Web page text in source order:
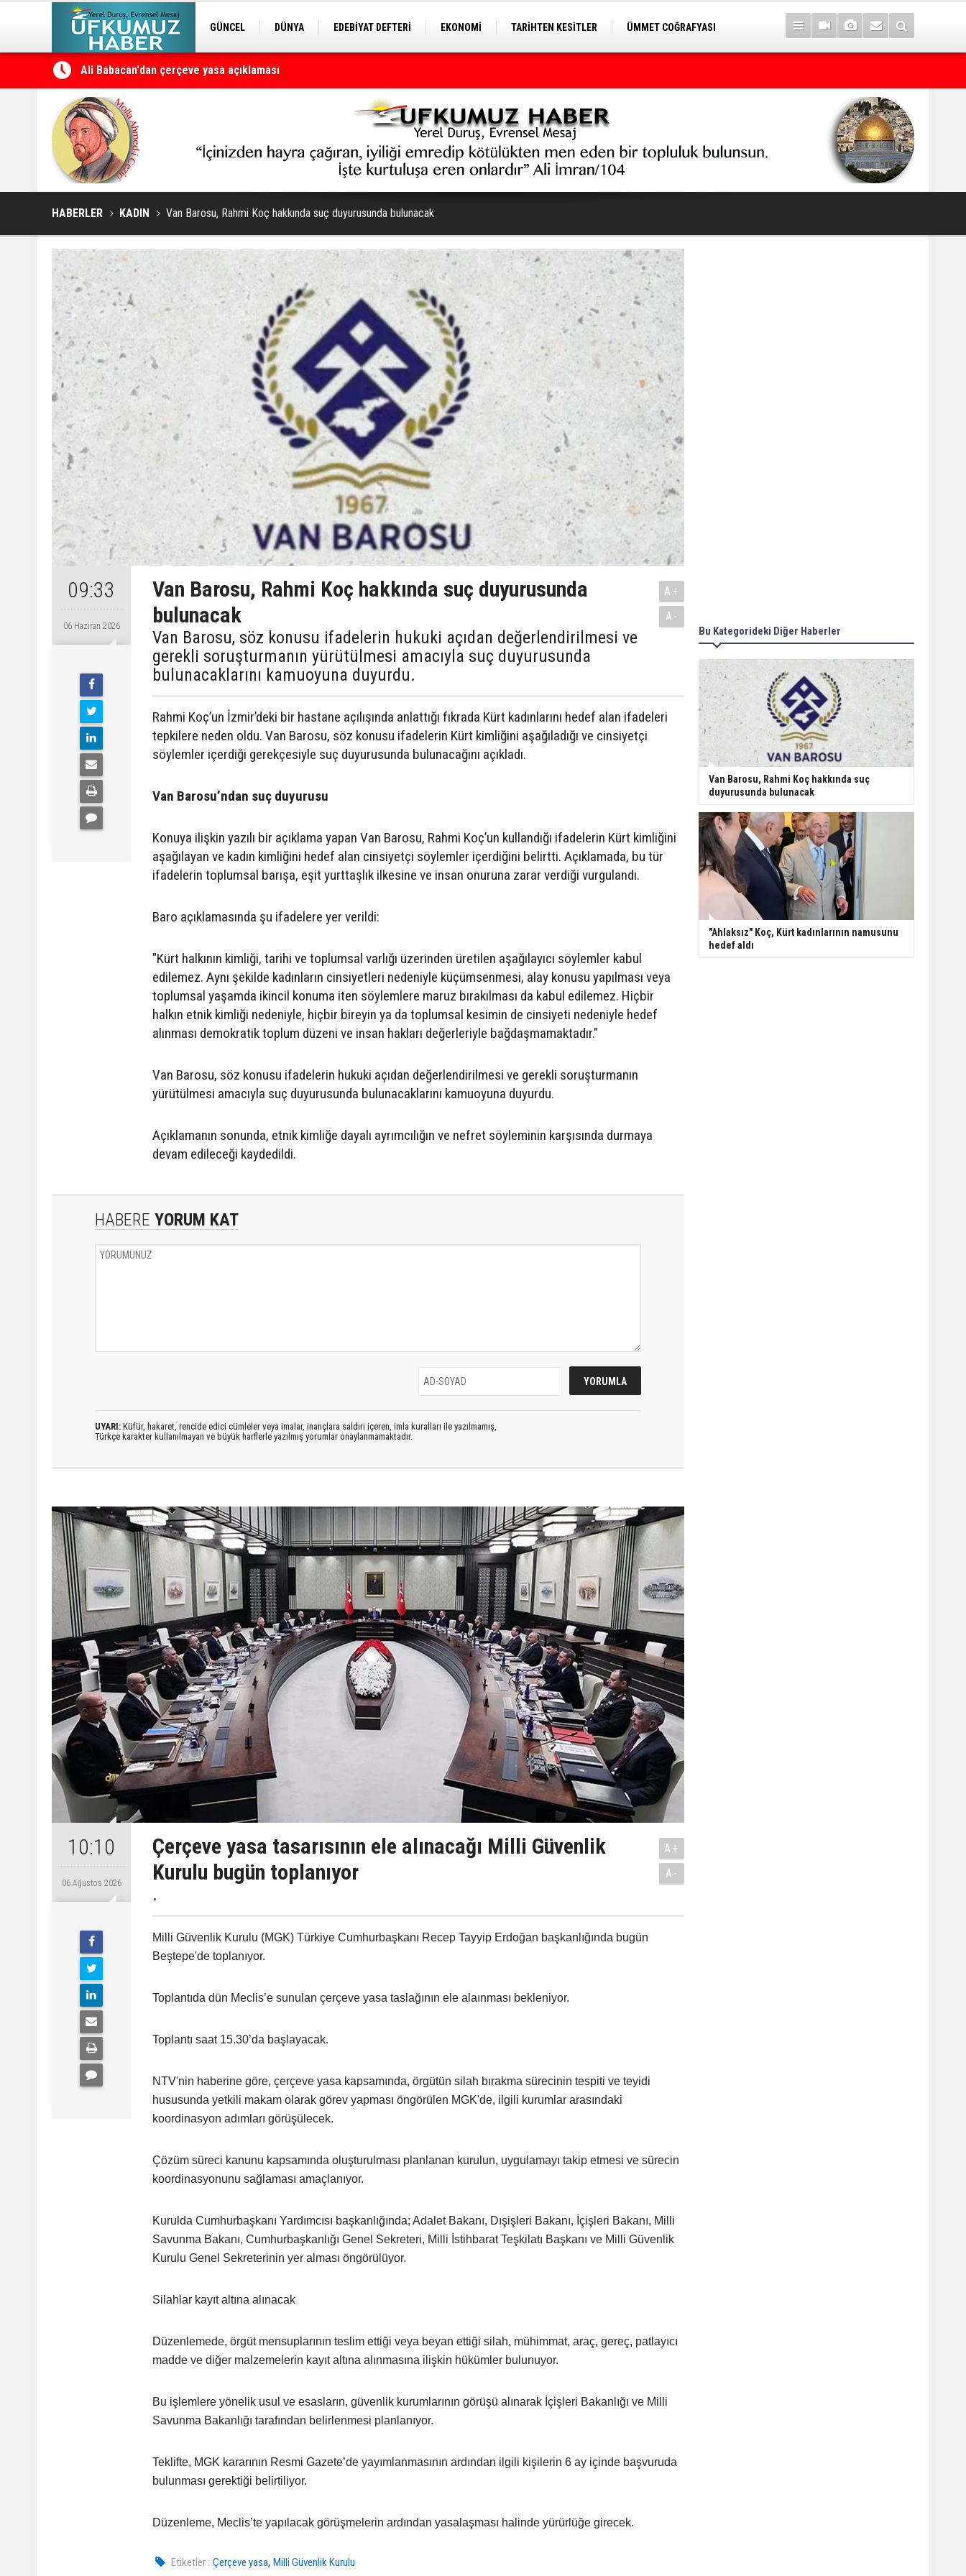
GÜNCEL DÜNYA EDEBİYAT DEFTERİ EKONOMİ TARİHTEN KESİTLER
ÜMMET COĞRAFYASI
Petrol erzan bû
HABERLER KADIN Van Barosu, Rahmi Koç hakkında suç duyurusunda bulunacak
09:33
06 Haziran 2026
Van Barosu, Rahmi Koç hakkında suç duyurusunda
bulunacak
Van Barosu, söz konusu ifadelerin hukuki açıdan değerlendirilmesi ve
gerekli soruşturmanın yürütülmesi amacıyla suç duyurusunda
bulunacaklarını kamuoyuna duyurdu.
A+
A-
Rahmi Koç’un İzmir’deki bir hastane açılışında anlattığı fıkrada Kürt kadınlarını hedef alan ifadeleri
tepkilere neden oldu. Van Barosu, söz konusu ifadelerin Kürt kimliğini aşağıladığı ve cinsiyetçi
söylemler içerdiği gerekçesiyle suç duyurusunda bulunacağını açıkladı.
Van Barosu’ndan suç duyurusu
Konuya ilişkin yazılı bir açıklama yapan Van Barosu, Rahmi Koç’un kullandığı ifadelerin Kürt kimliğini
aşağılayan ve kadın kimliğini hedef alan cinsiyetçi söylemler içerdiğini belirtti. Açıklamada, bu tür
ifadelerin toplumsal barışa, eşit yurttaşlık ilkesine ve insan onuruna zarar verdiği vurgulandı.
Baro açıklamasında şu ifadelere yer verildi:
"Kürt halkının kimliği, tarihi ve toplumsal varlığı üzerinden üretilen aşağılayıcı söylemler kabul
edilemez. Aynı şekilde kadınların cinsiyetleri nedeniyle küçümsenmesi, alay konusu yapılması veya
toplumsal yaşamda ikincil konuma iten söylemlere maruz bırakılması da kabul edilemez. Hiçbir
halkın etnik kimliği nedeniyle, hiçbir bireyin ya da toplumsal kesimin de cinsiyeti nedeniyle hedef
alınması demokratiktoplum düzeni ve insan hakları değerleriyle bağdaşmamaktadır."
Van Barosu, söz konusu ifadelerin hukuki açıdan değerlendirilmesi ve gerekli soruşturmanın
yürütülmesi amacıyla suç duyurusunda bulunacaklarını kamuoyuna duyurdu.
Açıklamanın sonunda, etnik kimliğe dayalı ayrımcılığın ve nefret söyleminin karşısında durmaya
devam edileceği kaydedildi.
HABERE YORUM KAT
UYARI: Küfür, hakaret, rencide edici cümleler veya imalar, inançlara saldırı içeren, imla kuralları ile yazılmamış,
Türkçe karakter kullanılmayan ve büyük harflerle yazılmış yorumlar onaylanmamaktadır.
10:10
06 Ağustos 2026
Çerçeve yasa tasarısının ele alınacağı Milli Güvenlik
Kurulu bugün toplanıyor
.
A+
A-
Milli Güvenlik Kurulu (MGK) Türkiye Cumhurbaşkanı Recep Tayyip Erdoğan başkanlığında bugün
Beştepe'de toplanıyor.
Toplantıda dün Meclis’e sunulan çerçeve yasa taslağının ele alaınması bekleniyor.
Toplantı saat 15.30’da başlayacak.
NTV'nin haberine göre, çerçeve yasa kapsamında, örgütün silah bırakma sürecinin tespiti ve teyidi
hususunda yetkili makam olarak görev yapması öngörülen MGK'de, ilgili kurumlar arasındaki
koordinasyon adımları görüşülecek.
Çözüm süreci kanunu kapsamında oluşturulması planlanan kurulun, uygulamayı takip etmesi ve sürecin
koordinasyonunu sağlaması amaçlanıyor.
Kurulda Cumhurbaşkanı Yardımcısı başkanlığında; Adalet Bakanı, Dışişleri Bakanı, İçişleri Bakanı, Milli
Savunma Bakanı, Cumhurbaşkanlığı Genel Sekreteri, Milli İstihbarat Teşkilatı Başkanı ve Milli Güvenlik
Kurulu Genel Sekreterinin yer alması öngörülüyor.
Silahlar kayıt altına alınacak
Düzenlemede, örgüt mensuplarının teslim ettiği veya beyan ettiği silah, mühimmat, araç, gereç, patlayıcı
madde ve diğer malzemelerin kayıt altına alınmasına ilişkin hükümler bulunuyor.
Bu işlemlere yönelik usul ve esasların, güvenlik kurumlarının görüşü alınarak İçişleri Bakanlığı ve Milli
Savunma Bakanlığı tarafından belirlenmesi planlanıyor.
Teklifte, MGK kararının Resmi Gazete’de yayımlanmasının ardından ilgili kişilerin 6 ay içinde başvuruda
bulunması gerektiği belirtiliyor.
Düzenleme, Meclis’te yapılacak görüşmelerin ardından yasalaşması halinde yürürlüğe girecek.
Etiketler : Çerçeve yasa,Milli Güvenlik Kurulu
Bu Kategorideki Diğer Haberler
Van Barosu, Rahmi Koç hakkında suç
duyurusunda bulunacak
"Ahlaksız" Koç, Kürt kadınlarının namusunu
hedef aldı